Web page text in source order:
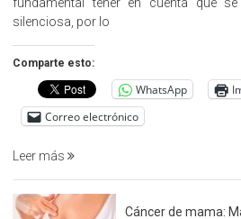
fundamental tener en cuenta que
silenciosa, por lo
Comparte esto:
WhatsApp
Correo electrónico
Leer más
Cáncer de mama: